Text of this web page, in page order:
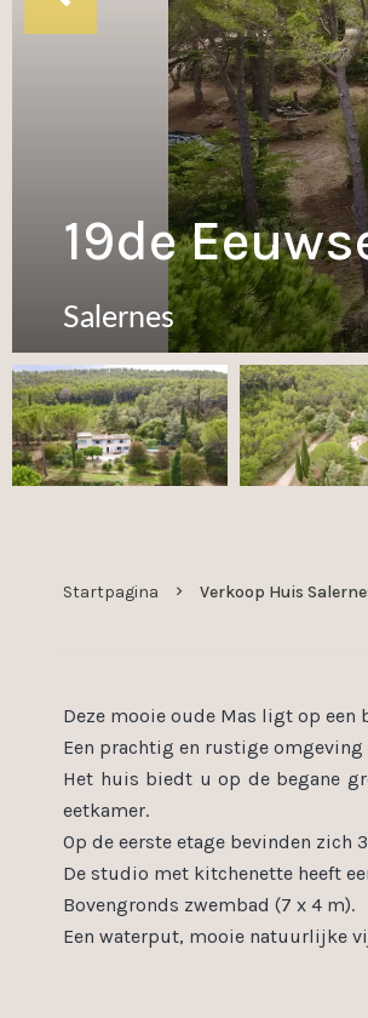
19de
Salernes
Startpagina Verkoop Huis
Deze mooie oude Mas ligt op een
Een prachtig en rustige omgeving
Het huis biedt u op de begane
eetkamer.
Op de eerste etage bevinden zich
De studio met kitchenette heeft
Bovengronds zwembad (7 x 4 m).
Een waterput, mooie natuurlijke